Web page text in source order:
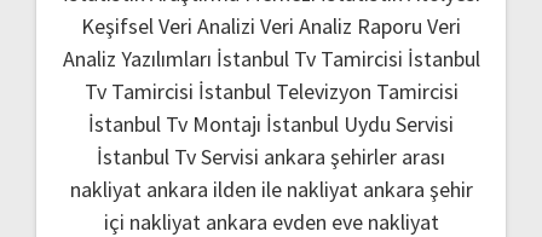
Keşifsel Veri Analizi Veri Analiz Raporu Veri
Analiz Yazılımları İstanbul Tv Tamircisi İstanbul
Tv Tamircisi İstanbul Televizyon Tamircisi
İstanbul Tv Montajı İstanbul Uydu Servisi
İstanbul Tv Servisi ankara şehirler arası
nakliyat ankara ilden ile nakliyat ankara şehir
içi nakliyat ankara evden eve nakliyat